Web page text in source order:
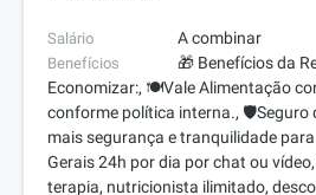
Salário A combinar
Benefícios
🎁 Benefícios da
Economizar:, 🍽️Vale Alimentação
conforme política interna., 🛡️Seguro
mais segurança e tranquilidade
Gerais 24h por dia por chat ou
terapia, nutricionista ilimitado,